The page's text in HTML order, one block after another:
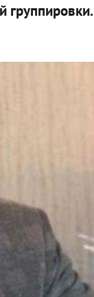
группировки.